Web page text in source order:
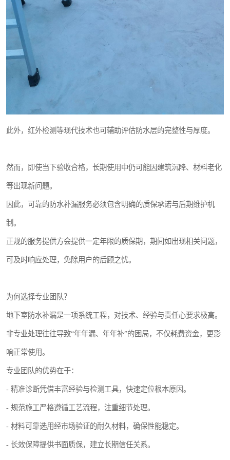
此外，红外检测等现代技术也可辅助评估防水层的完整性与厚度。
然而，即使当下验收合格，长期使用中仍可能因建筑沉降、材料老化
等出现新问题。
因此，可靠的防水补漏服务必须包含明确的质保承诺与后期维护机
制。
正规的服务提供方会提供一定年限的质保期，期间如出现相关问题，
可及时响应处理，免除用户的后顾之忧。
为何选择专业团队？
地下室防水补漏是一项系统工程，对技术、经验与责任心要求极高。
非专业处理往往导致“年年漏、年年补”的困局，不仅耗费资金，更影
响正常使用。
专业团队的优势在于：
- 精准诊断凭借丰富经验与检测工具，快速定位根本原因。
- 规范施工严格遵循工艺流程，注重细节处理。
- 材料可靠选用经市场验证的耐久材料，确保性能稳定。
- 长效保障提供书面质保，建立长期信任关系。